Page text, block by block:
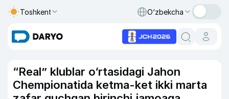
Toshkent O‘zbekcha
“Real” klublar o‘rtasidagi Jahon
Chempionatida ketma-ket ikki marta